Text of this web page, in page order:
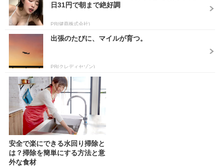
日31円で朝まで絶好調
PR(健商株式会社)
出張のたびに、マイルが育つ。
PR(クレディセゾン)
安全で楽にできる水回り掃除と
は？掃除を簡単にする方法と意
外な食材